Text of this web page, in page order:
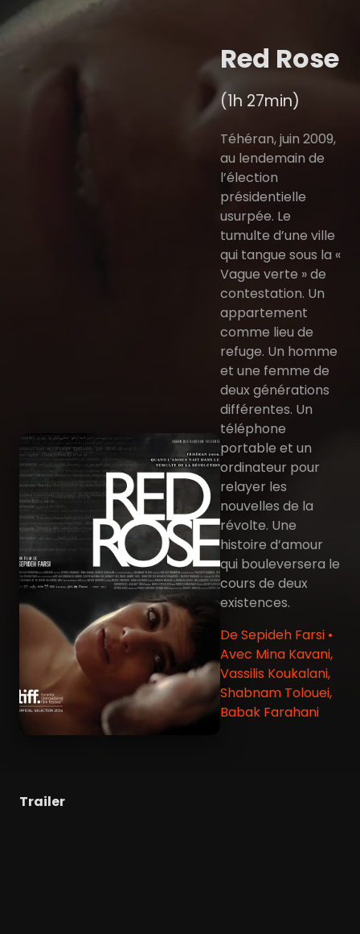
Red Rose
(1h 27min)
Téhéran, juin 2009,
au lendemain de
l’élection
présidentielle
usurpée. Le
tumulte d’une ville
qui tangue sous la «
Vague verte » de
contestation. Un
appartement
comme lieu de
refuge. Un homme
et une femme de
deux générations
différentes. Un
téléphone
portable et un
ordinateur pour
relayer les
nouvelles de la
révolte. Une
histoire d’amour
qui bouleversera le
cours de deux
existences.
De Sepideh Farsi •
Avec Mina Kavani,
Vassilis Koukalani,
Shabnam Tolouei,
Babak Farahani
Trailer